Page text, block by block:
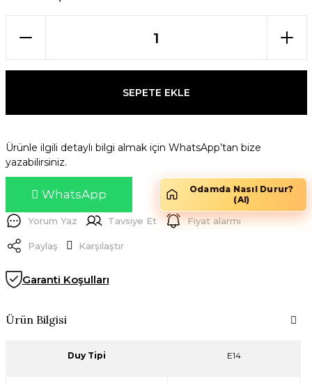
SEPETE EKLE
Ürünle ilgili detaylı bilgi almak için WhatsApp’tan bize
yazabilirsiniz.
WhatsApp
Odamda Nasıl Durur?
(AI)
Yorum Yaz Tavsiye Et Fiyat alarmı
Paylaş Karşılaştır
Garanti Koşulları
Ürün Bilgisi
Duy Tipi E14